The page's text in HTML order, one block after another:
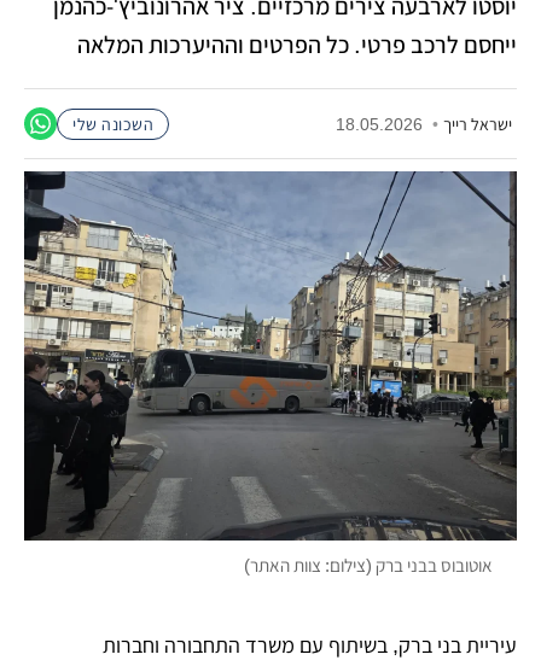
ייחסם לרכב פרטי. כל הפרטים וההיערכות המלאה
ישראל רייך •
18.05.2026 השכונה שלי
אוטובוס בבני ברק (צילום: צוות האתר)
עיריית בני ברק, בשיתוף עם משרד התחבורה וחברות